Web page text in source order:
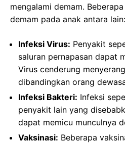
mengalami demam.
demam pada anak antara lain:
Infeksi Virus: Penyakit
saluran pernapasan dapat
Virus cenderung
dibandingkan orang
Infeksi Bakteri: Infeksi
penyakit lain yang
dapat memicu munculnya
Vaksinasi: Beberapa